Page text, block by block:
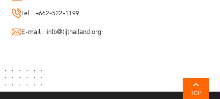
Tel : +662-522-1199
E-mail : info@tijthailand.org
TOP